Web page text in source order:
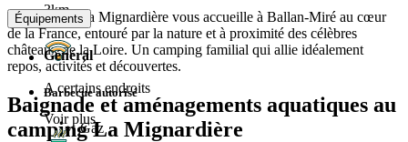
Le camping La Mignardière vous accueille à Ballan-Miré au cœur
de la France, entouré par la nature et à proximité des célèbres
châteaux de la Loire. Un camping familial qui allie idéalement
repos, activités et découvertes.
Baignade et aménagements aquatiques au
camping La Mignardière
3km
A certains endroits
Voir plus
Équipements
Général
Barbecue autorisé
Gaz